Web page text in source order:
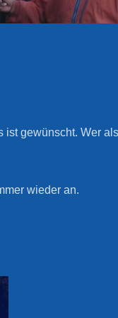
ist gewünscht. Wer
wieder an.